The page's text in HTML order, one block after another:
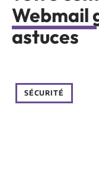
Webmail
astuces
SÉCURITÉ